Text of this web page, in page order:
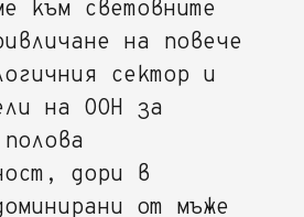
към световните
на повече
сектор и
на ООН за
дори в
от мъже